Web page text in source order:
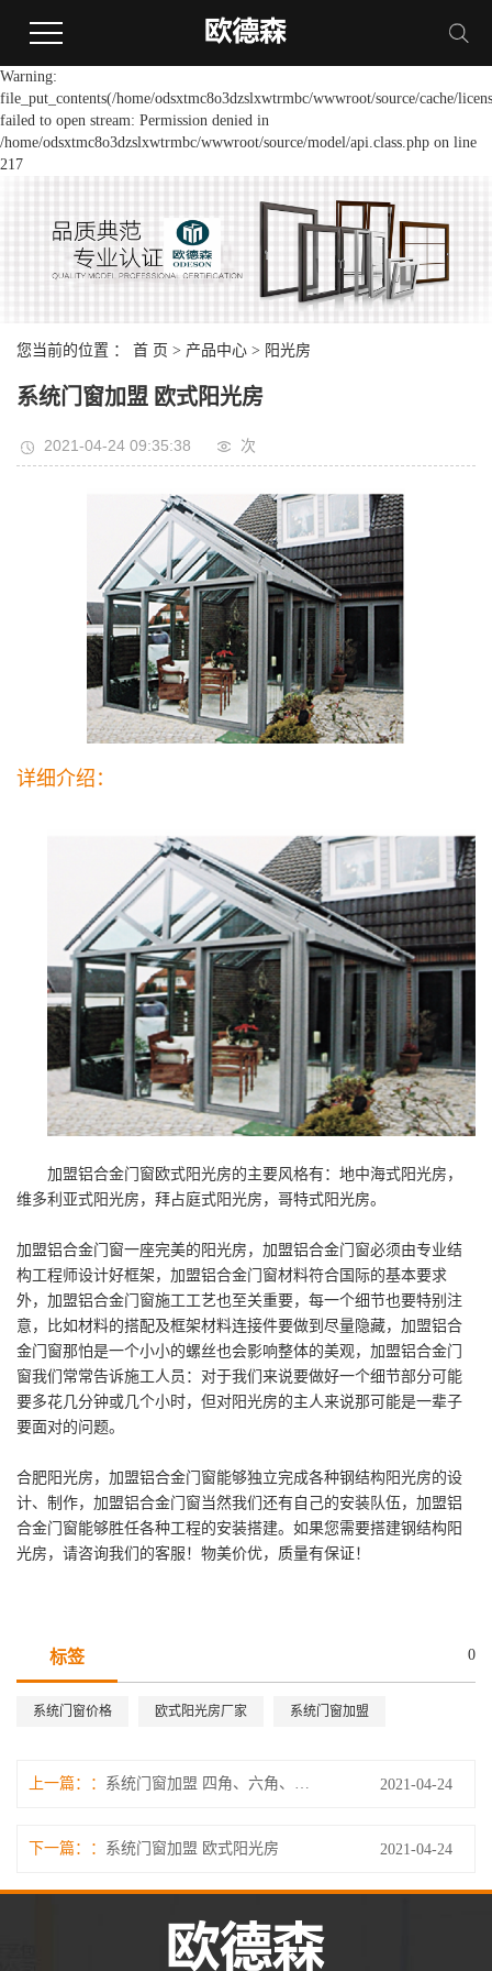
Warning:
file_put_contents(/home/odsxtmc8o3dzslxwtrmbc/wwwroot/source/cache/
failed to open stream: Permission denied in
/home/odsxtmc8o3dzslxwtrmbc/wwwroot/source/model/api.class.php on line
217
您当前的位置 ： 首 页 > 产品中心 > 阳光房
系统门窗加盟 欧式阳光房
2021-04-24 09:35:38 次
详细介绍：
加盟铝合金门窗欧式阳光房的主要风格有：地中海式阳光房，
维多利亚式阳光房，拜占庭式阳光房，哥特式阳光房。
加盟铝合金门窗一座完美的阳光房，加盟铝合金门窗必须由专业结
构工程师设计好框架，加盟铝合金门窗材料符合国际的基本要求
外，加盟铝合金门窗施工工艺也至关重要，每一个细节也要特别注
意，比如材料的搭配及框架材料连接件要做到尽量隐藏，加盟铝合
金门窗那怕是一个小小的螺丝也会影响整体的美观，加盟铝合金门
窗我们常常告诉施工人员：对于我们来说要做好一个细节部分可能
要多花几分钟或几个小时，但对阳光房的主人来说那可能是一辈子
要面对的问题。
合肥阳光房，加盟铝合金门窗能够独立完成各种钢结构阳光房的设
计、制作，加盟铝合金门窗当然我们还有自己的安装队伍，加盟铝
合金门窗能够胜任各种工程的安装搭建。如果您需要搭建钢结构阳
光房，请咨询我们的客服！物美价优，质量有保证！
标签 0
系统门窗价格 欧式阳光房厂家 系统门窗加盟
上一篇： 系统门窗加盟 四角、六角、八角 4D 木纹凉亭 2021-04-24
下一篇： 系统门窗加盟 欧式阳光房 2021-04-24